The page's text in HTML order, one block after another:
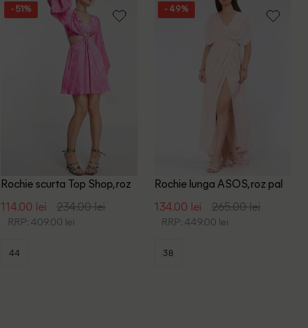
- 51%
Rochie scurta Top Shop, roz
114.00 lei 234.00 lei
RRP: 409.00 lei
44
- 49%
Rochie lunga ASOS, roz pal
134.00 lei 265.00 lei
RRP: 449.00 lei
38